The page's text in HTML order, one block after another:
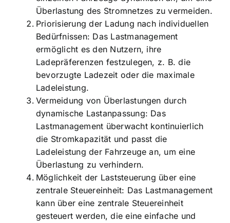
Überlastung des Stromnetzes zu vermeiden.
Priorisierung der Ladung nach individuellen
Bedürfnissen: Das Lastmanagement
ermöglicht es den Nutzern, ihre
Ladepräferenzen festzulegen, z. B. die
bevorzugte Ladezeit oder die maximale
Ladeleistung.
Vermeidung von Überlastungen durch
dynamische Lastanpassung: Das
Lastmanagement überwacht kontinuierlich
die Stromkapazität und passt die
Ladeleistung der Fahrzeuge an, um eine
Überlastung zu verhindern.
Möglichkeit der Laststeuerung über eine
zentrale Steuereinheit: Das Lastmanagement
kann über eine zentrale Steuereinheit
gesteuert werden, die eine einfache und